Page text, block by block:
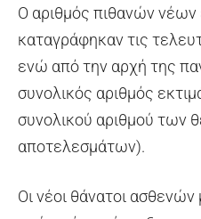
Ο αριθμός πιθανών
καταγράφηκαν τις
ενώ από την αρχή της
συνολικός αριθμός
συνολικού αριθμού των
αποτελεσμάτων).
Οι νέοι θάνατοι ασθενών